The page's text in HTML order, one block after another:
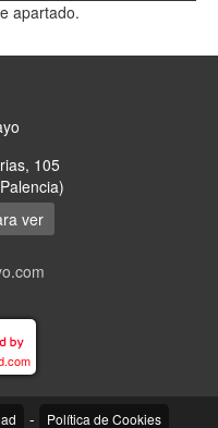
apartado.
105
ver
- Política de Cookies